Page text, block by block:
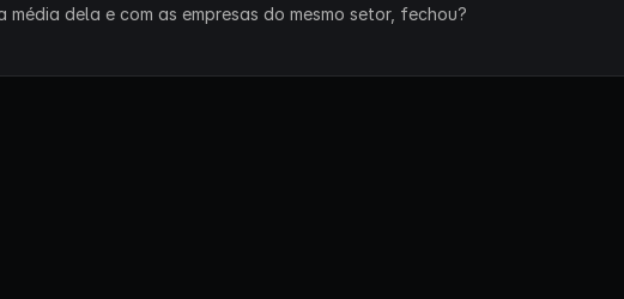
dela e com as empresas do mesmo setor, fechou?